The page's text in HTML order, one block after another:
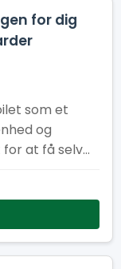
fest!
for dig
som et
og
at få selv
Så er det
og